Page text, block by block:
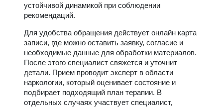
устойчивой динамикой при соблюдении
рекомендаций.
Для удобства обращения действует онлайн карта
записи, где можно оставить заявку, согласие и
необходимые данные для обработки материалов.
После этого специалист свяжется и уточнит
детали. Прием проводит эксперт в области
наркологии, который оценивает состояние и
подбирает подходящий план терапии. В
отдельных случаях участвует специалист,